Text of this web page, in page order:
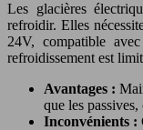
Les glacières
refroidir. Elles
24V, compatible
refroidissement est
Avantages :
que les
Inconvénients :